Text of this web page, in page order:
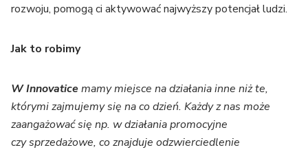
rozwoju, pomogą ci aktywować najwyższy potencjał ludzi.
Jak to robimy
W Innovaticemamy miejsce na działania inne niż te,
którymi zajmujemy się na co dzień. Każdy z nas może
zaangażować się np. w działania promocyjne
czy sprzedażowe, co znajduje odzwierciedlenie